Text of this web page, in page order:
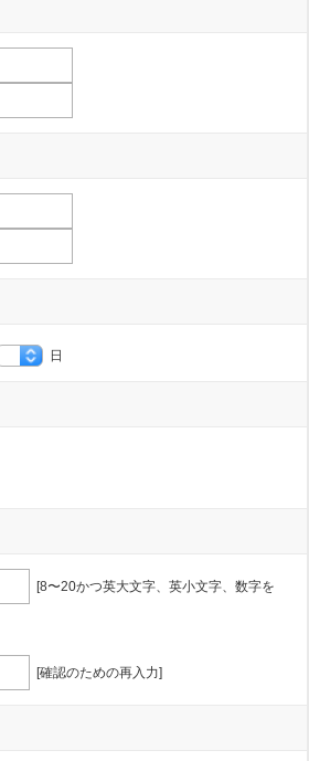
日
[8〜20かつ英大文字、英小文字、数字を
[確認のための再入力]